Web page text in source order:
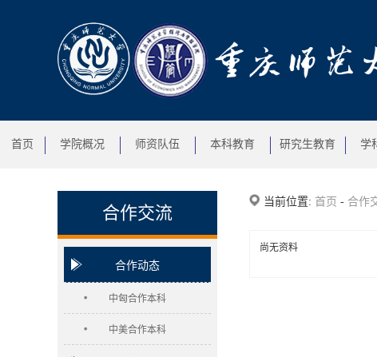
首页 学院概况 师资队伍 本科教育 研究生教育 学
合作交流
合作动态
中匈合作本科
中美合作本科
当前位置: 首页 - 合作
尚无资料